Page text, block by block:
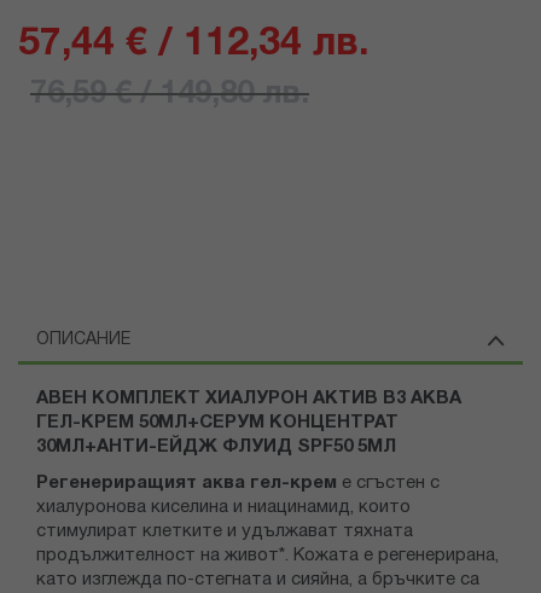
57,44 € / 112,34 лв.
76,59 € / 149,80 лв.
ОПИСАНИЕ
АВЕН КОМПЛЕКТ ХИАЛУРОН АКТИВ B3 АКВА
ГЕЛ-КРЕМ 50МЛ+СЕРУМ КОНЦЕНТРАТ
30МЛ+АНТИ-ЕЙДЖ ФЛУИД SPF50 5МЛ
Регенериращият аква гел-крем е сгъстен с
хиалуронова киселина и ниацинамид, които
стимулират клетките и удължават тяхната
продължителност на живот*. Кожата е регенерирана,
като изглежда по-стегната и сияйна, а бръчките са